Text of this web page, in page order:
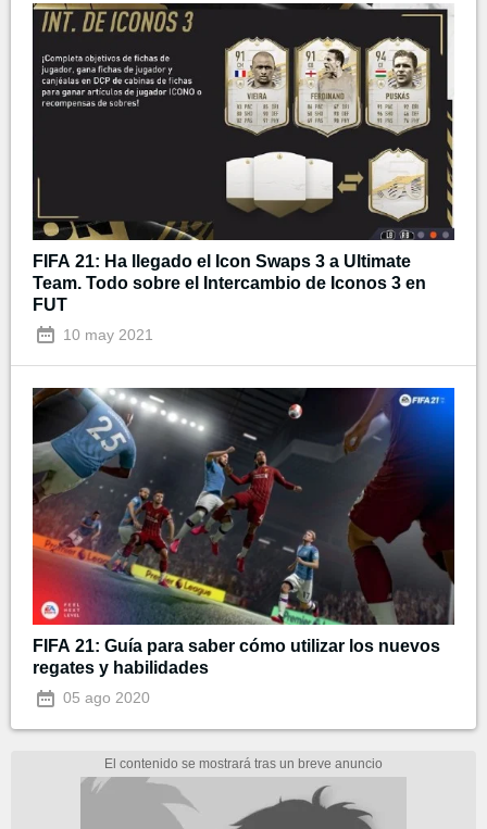
FIFA 21: Ha llegado el Icon Swaps 3 a Ultimate
Team. Todo sobre el Intercambio de Iconos 3 en
FUT
10 may 2021
FIFA 21: Guía para saber cómo utilizar los nuevos
regates y habilidades
05 ago 2020